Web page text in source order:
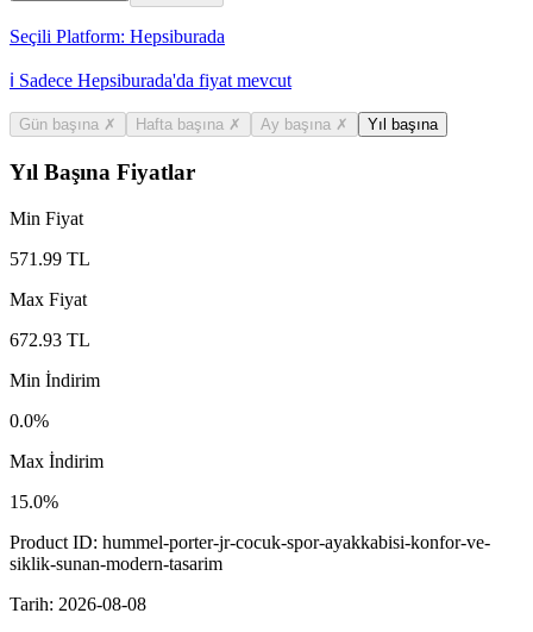
Seçili Platform: Hepsiburada
ℹ️ Sadece Hepsiburada'da fiyat mevcut
Gün başına ✗ Hafta başına ✗ Ay başına ✗ Yıl başına
Yıl Başına Fiyatlar
Min Fiyat
571.99 TL
Max Fiyat
672.93 TL
Min İndirim
0.0%
Max İndirim
15.0%
Product ID: hummel-porter-jr-cocuk-spor-ayakkabisi-konfor-ve-
siklik-sunan-modern-tasarim
Tarih: 2026-08-08